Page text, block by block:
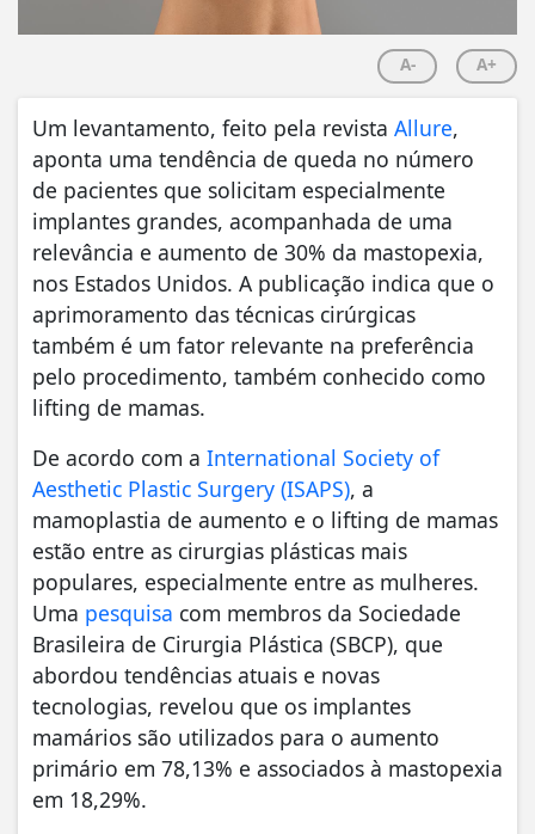
A- A+
Um levantamento, feito pela revista Allure,
aponta uma tendência de queda no número
de pacientes que solicitam especialmente
implantes grandes, acompanhada de uma
relevância e aumento de 30% da mastopexia,
nos Estados Unidos. A publicação indica que o
aprimoramento das técnicas cirúrgicas
também é um fator relevante na preferência
pelo procedimento, também conhecido como
lifting de mamas.
De acordo com a International Society of
Aesthetic Plastic Surgery (ISAPS), a
mamoplastia de aumento e o lifting de mamas
estão entre as cirurgias plásticas mais
populares, especialmente entre as mulheres.
Uma pesquisa com membros da Sociedade
Brasileira de Cirurgia Plástica (SBCP), que
abordou tendências atuais e novas
tecnologias, revelou que os implantes
mamários são utilizados para o aumento
primário em 78,13% e associados à mastopexia
em 18,29%.